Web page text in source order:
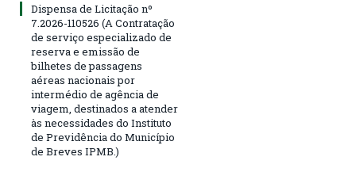
Dispensa de Licitação nº
7.2026-110526 (A Contratação
de serviço especializado de
reserva e emissão de
bilhetes de passagens
aéreas nacionais por
intermédio de agência de
viagem, destinados a atender
às necessidades do Instituto
de Previdência do Município
de Breves IPMB.)